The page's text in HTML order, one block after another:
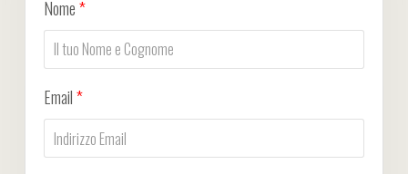
Nome*
Email*